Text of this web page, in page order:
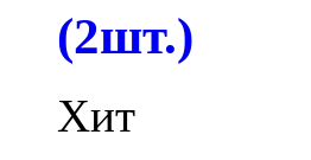
(2шт.)
Хит